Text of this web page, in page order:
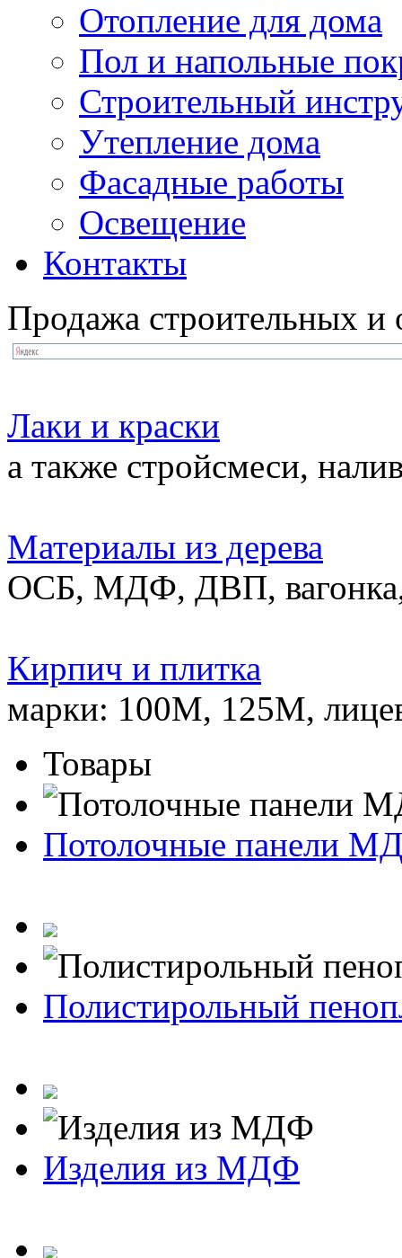
Отопление для дома
Пол и напольные
Строительный
Утепление дома
Фасадные работы
Освещение
Контакты
Продажа строительных и
Лаки и краски
а также стройсмеси,
Материалы из дерева
ОСБ, МДФ, ДВП,
Кирпич и плитка
марки: 100М, 125М,
Товары
Потолочные панели
Полистирольный
Изделия из МДФ